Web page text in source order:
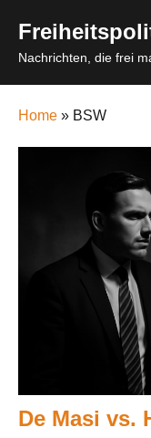
content
Nachrichten, die frei
Home » BSW
De Masi vs.